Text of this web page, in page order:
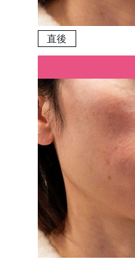
直後